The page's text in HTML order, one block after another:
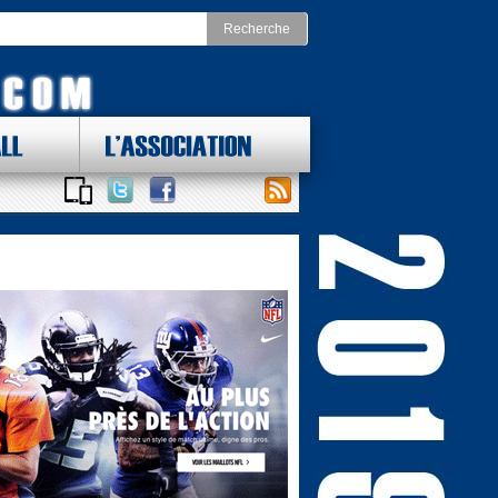
FOOTBALL CONFERENCE
Redskins
Minnesota Vikings
Division Ouest
Falcons
Arizona Cardinals
Panthers
Los Angeles Rams
Saints
San Francisco 49ers
Bay Buccaneers
Seattle Seahawks
L'ASSOCIATION
DES LOTS !